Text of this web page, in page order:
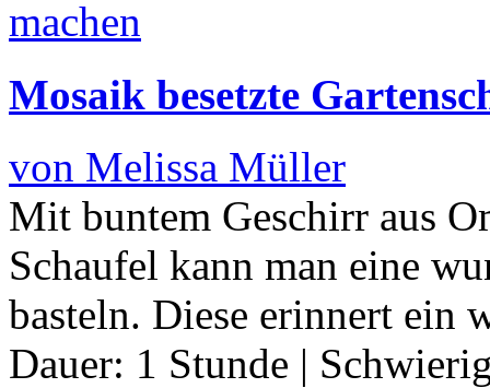
Mosaik besetzte
von Melissa Müller
Mit buntem Geschirr aus
Schaufel kann man eine
basteln. Diese erinnert ein
Dauer: 1 Stunde |